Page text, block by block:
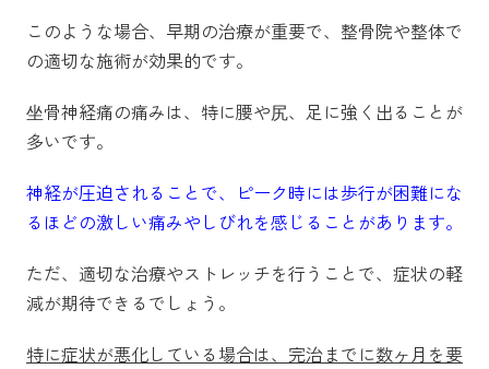
このような場合、早期の治療が重要で、整骨院や整体で
の適切な施術が効果的です。
坐骨神経痛の痛みは、特に腰や尻、足に強く出ることが
多いです。
神経が圧迫されることで、ピーク時には歩行が困難にな
るほどの激しい痛みやしびれを感じることがあります。
ただ、適切な治療やストレッチを行うことで、症状の軽
減が期待できるでしょう。
特に症状が悪化している場合は、完治までに数ヶ月を要